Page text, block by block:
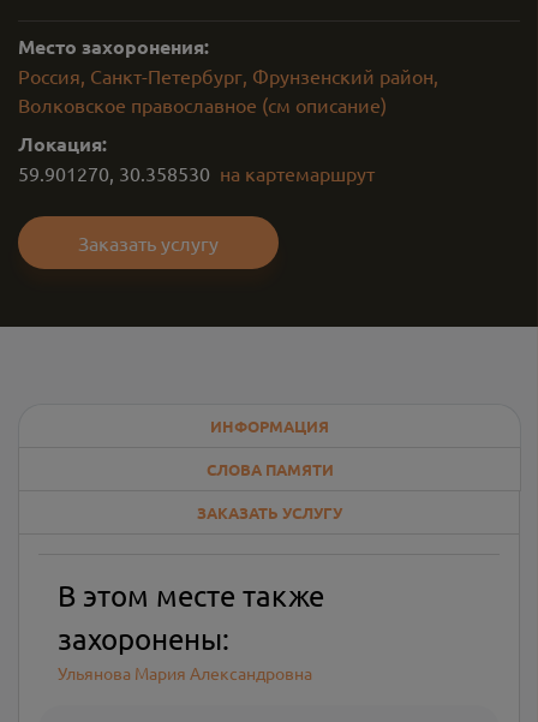
Место захоронения:
Россия, Санкт-Петербург, Фрунзенский район,
Волковское православное (см описание)
Локация:
59.901270, 30.358530 на картемаршрут
Заказать услугу
ИНФОРМАЦИЯ
СЛОВА ПАМЯТИ
ЗАКАЗАТЬ УСЛУГУ
В этом месте также
захоронены:
Ульянова Мария Александровна